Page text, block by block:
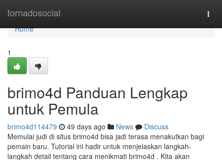
tornadosocial
Home
Home
1
brimo4d Panduan Lengkap
untuk Pemula
brimo4d114479 49 days ago News
Discuss
Memulai judi di situs brimo4d bisa jadi terasa menakutkan bagi
pemain baru. Tutorial ini hadir untuk menjelaskan langkah-
langkah detail tentang cara menikmati brimo4d . Kita akan